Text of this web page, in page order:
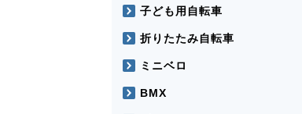
子ども用自転車
折りたたみ自転車
ミニベロ
BMX